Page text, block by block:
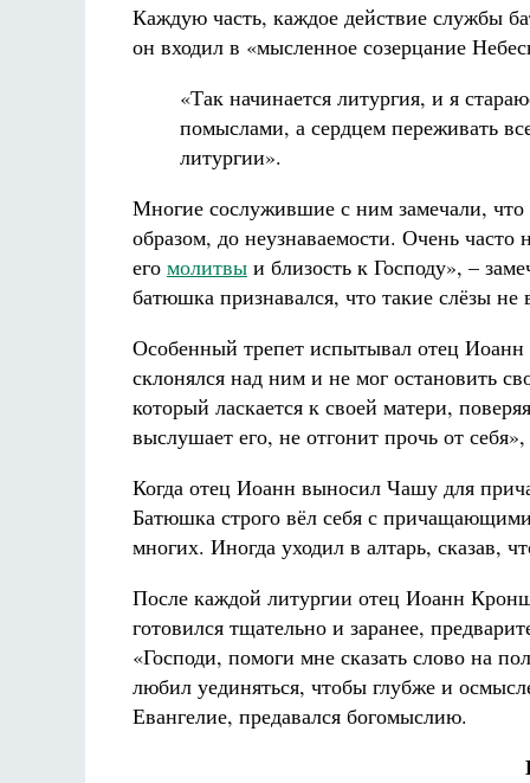
Каждую часть, каждое действие службы
он входил в «мысленное созерцание
«Так начинается литургия, и я
помыслами, а сердцем переживать
литургии».
Многие сослужившие с ним замечали,
образом, до неузнаваемости. Очень часто
его молитвы и близость к Господу», –
батюшка признавался, что такие слёзы
Особенный трепет испытывал отец
склонялся над ним и не мог остановить
который ласкается к своей матери,
выслушает его, не отгонит прочь от
Когда отец Иоанн выносил Чашу для
Батюшка строго вёл себя с
многих. Иногда уходил в алтарь, сказав,
После каждой литургии отец Иоанн
готовился тщательно и заранее,
«Господи, помоги мне сказать слово на
любил уединяться, чтобы глубже и
Евангелие, предавался богомыслию.